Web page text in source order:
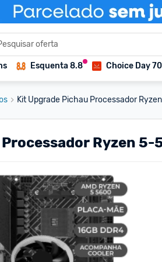
Esquenta 8.8 Choice Day
Kit Upgrade Pichau Processador
Ryzen 5-